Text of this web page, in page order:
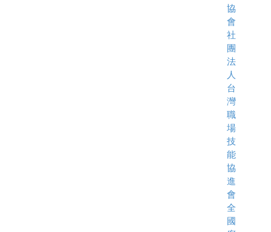
協
會
社
團
法
人
台
灣
職
場
技
能
協
進
會
全
國